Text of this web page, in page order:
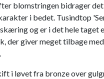
blomstringen bidrager
i bedet. Tusindtop
og er i det hele taget
der giver meget tilbage
i løvet fra bronze over